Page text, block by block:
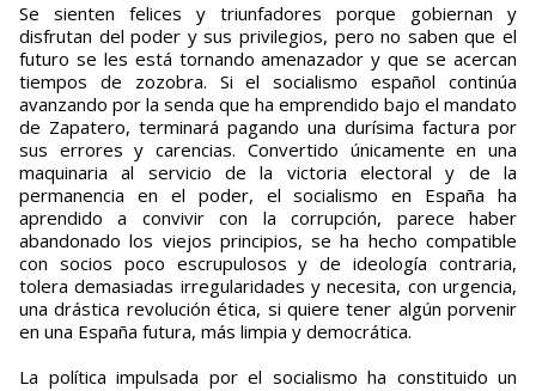
Se sienten felices y triunfadores porque gobiernan y
disfrutan del poder y sus privilegios, pero no saben que el
futuro se les está tornando amenazador y que se acercan
tiempos de zozobra. Si el socialismo español continúa
avanzando por la senda que ha emprendido bajo el mandato
de Zapatero, terminará pagando una durísima factura por
sus errores y carencias. Convertido únicamente en una
maquinaria al servicio de la victoria electoral y de la
permanencia en el poder, el socialismo en España ha
aprendido a convivir con la corrupción, parece haber
abandonado los viejos principios, se ha hecho compatible
con socios poco escrupulosos y de ideología contraria,
tolera demasiadas irregularidades y necesita, con urgencia,
una drástica revolución ética, si quiere tener algún porvenir
en una España futura, más limpia y democrática.
La política impulsada por el socialismo ha constituido un